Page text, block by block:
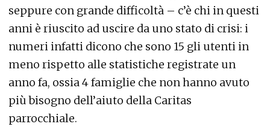
seppure con grande difficoltà – c’è chi in questi
anni è riuscito ad uscire da uno stato di crisi: i
numeri infatti dicono che sono 15 gli utenti in
meno rispetto alle statistiche registrate un
anno fa, ossia 4 famiglie che non hanno avuto
più bisogno dell’aiuto della Caritas
parrocchiale.